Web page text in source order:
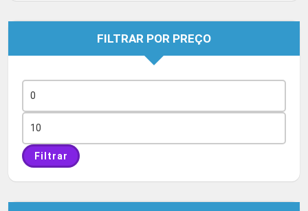
FILTRAR POR PREÇO
mínimo
máximo
Filtrar